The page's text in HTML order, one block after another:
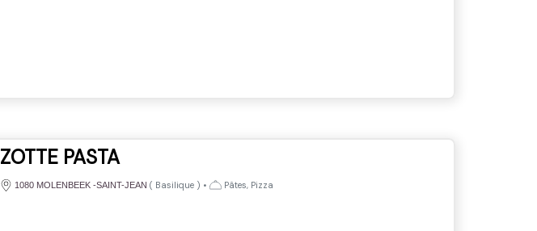
ZOTTE PASTA
1080 MOLENBEEK -SAINT-JEAN ( Basilique) • Pâtes, Pizza